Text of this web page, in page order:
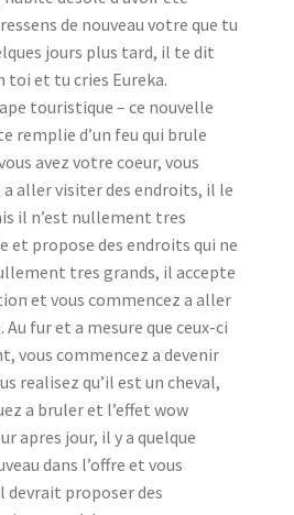
de nouveau votre que tu
jours plus tard, il te dit
toi et tu cries Eureka.
touristique – ce nouvelle
remplie d’un feu qui brule
avez votre coeur, vous
aller visiter des endroits, il le
il n’est nullement tres
et propose des endroits qui ne
tres grands, il accepte
et vous commencez a aller
Au fur et a mesure que ceux-ci
vous commencez a devenir
realisez qu’il est un cheval,
a bruler et l’effet wow
apres jour, il y a quelque
dans l’offre et vous
devrait proposer des